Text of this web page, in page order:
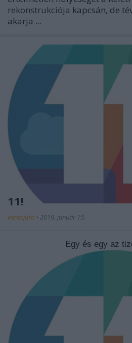
rekonstrukciója kapcsán, de
akarja ...
11!
városjáró • 2019. január 15.
Egy és egy az